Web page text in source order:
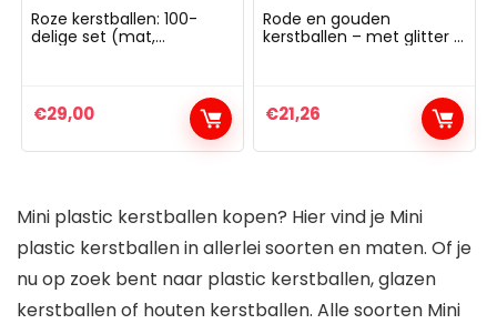
Roze kerstballen: 100-
delige set (mat,
€29,00
Rode en gouden
kerstballen – met glitter –
€21,26
Mini plastic kerstballen kopen? Hier vind je Mini
plastic kerstballen in allerlei soorten en maten. Of je
nu op zoek bent naar plastic kerstballen, glazen
kerstballen of houten kerstballen. Alle soorten Mini